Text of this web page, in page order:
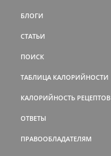
БЛОГИ
СТАТЬИ
ПОИСК
ТАБЛИЦА КАЛОРИЙНОСТИ
КАЛОРИЙНОСТЬ РЕЦЕПТОВ
ОТВЕТЫ
ПРАВООБЛАДАТЕЛЯМ